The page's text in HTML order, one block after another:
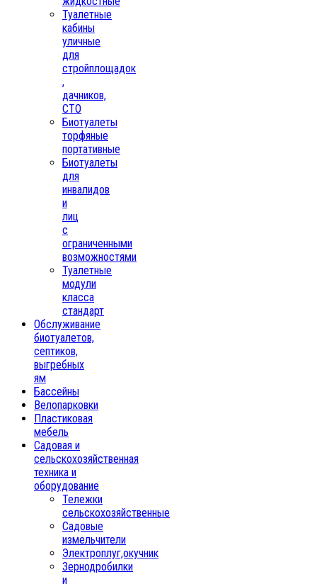
Туалетные
кабины
уличные
для
стройплощадок
,
дачников,
СТО
Биотуалеты
торфяные
портативные
Биотуалеты
для
инвалидов
и
лиц
с
ограниченными
возможностями
Туалетные
модули
класса
стандарт
Обслуживание
биотуалетов,
септиков,
выгребных
ям
Бассейны
Велопарковки
Пластиковая
мебель
Садовая и
сельскохозяйственная
техника и
оборудование
Тележки
сельскохозяйственные
Садовые
измельчители
Электроплуг,окучник
Зернодробилки
и